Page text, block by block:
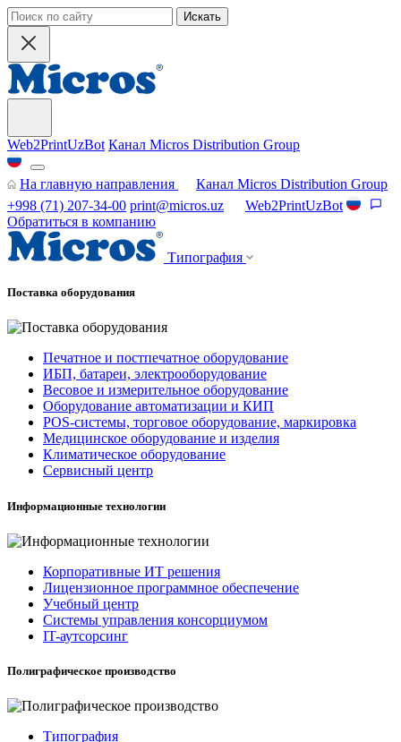
Искать
Web2PrintUzBot Канал Micros Distribution Group
На главную направления
Канал Micros Distribution Group
+998 (71) 207-34-00 print@micros.uz
Web2PrintUzBot
Обратиться в компанию
Типография
Поставка оборудования
Печатное и постпечатное оборудование
ИБП, батареи, электрооборудование
Весовое и измерительное оборудование
Оборудование автоматизации и КИП
POS-системы, торговое оборудование, маркировка
Медицинское оборудование и изделия
Климатическое оборудование
Сервисный центр
Информационные технологии
Корпоративные ИТ решения
Лицензионное программное обеспечение
Учебный центр
Системы управления консорциумом
IT-аутсорсинг
Полиграфическое производство
Типография